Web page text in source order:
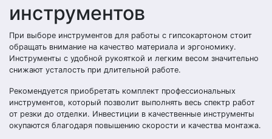
инструментов
При выборе инструментов для работы с гипсокартоном стоит
обращать внимание на качество материала и эргономику.
Инструменты с удобной рукояткой и легким весом значительно
снижают усталость при длительной работе.
Рекомендуется приобретать комплект профессиональных
инструментов, который позволит выполнять весь спектр работ
от резки до отделки. Инвестиции в качественные инструменты
окупаются благодаря повышению скорости и качества монтажа.